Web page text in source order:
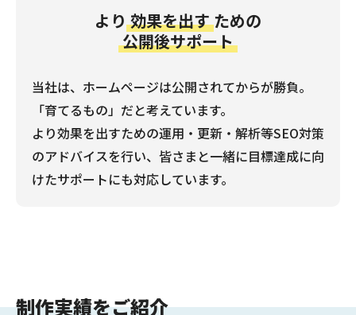
より 効果を出す ための
公開後サポート
当社は、ホームページは公開されてからが勝負。
「育てるもの」だと考えています。
より効果を出すための運用・更新・解析等SEO対策
のアドバイスを行い、皆さまと一緒に目標達成に向
けたサポートにも対応しています。
制作実績をご紹介